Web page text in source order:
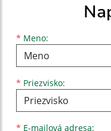
* Meno:
Meno
* Priezvisko:
Priezvisko
* E-mailová adresa:
E-mailová adresa